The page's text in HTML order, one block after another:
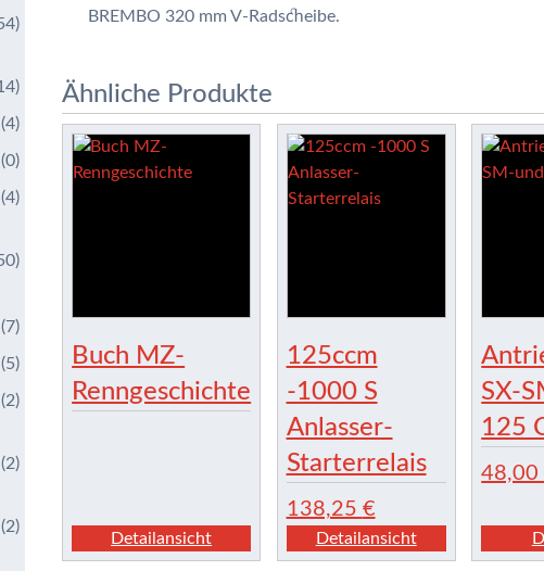
BREMBO 320 mm V-Radscheibe.
Ähnliche Produkte
Buch MZ-
Renngeschichte
Detailansicht
125ccm
-1000 S
Anlasser-
Starterrelais
138,25 €
Detailansicht
SX-
125
48,00
(4)
(0)
(4)
(7)
(5)
(2)
(2)
(2)